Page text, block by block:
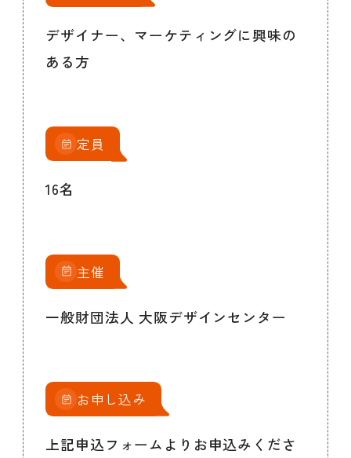
デザイナー、マーケティングに興味の
ある方
定員
16名
主催
一般財団法人 大阪デザインセンター
お申し込み
上記申込フォームよりお申込みくださ